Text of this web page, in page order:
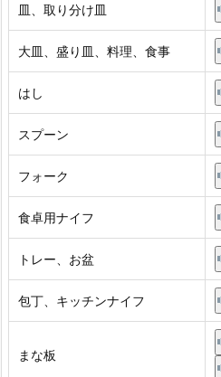
皿、取り分け皿
大皿、盛り皿、料理、食事
はし
スプーン
フォーク
食卓用ナイフ
トレー、お盆
包丁、キッチンナイフ
まな板